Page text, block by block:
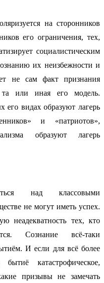
на сторонников
его ограничения, тех,
социалистическим
их неизбежности и
не сам факт признания
та или иная его модель.
его видах образуют лагерь
и «патриотов»,
образуют лагерь
над классовыми
не могут иметь успех.
неадекватность тех, кто
Сознание всё-таки
И если для всё более
катастрофическое,
призывы не замечать